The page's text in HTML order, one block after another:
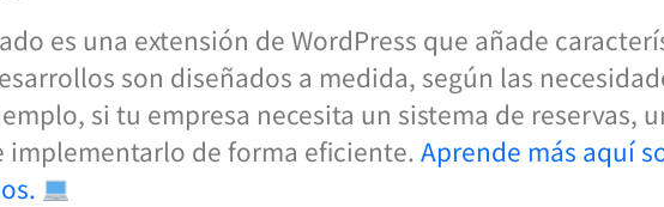
es una extensión de WordPress que añade
son diseñados a medida, según las
si tu empresa necesita un sistema de reservas,
implementarlo de forma eficiente. Aprende más aquí